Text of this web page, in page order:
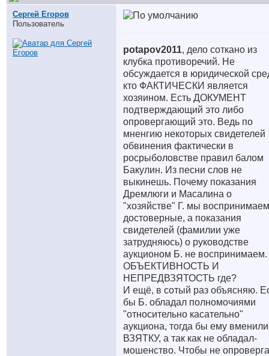
Сергей Егоров
Пользователь
potapov2011, дело соткано из
клубка противоречий. Не
обсуждается в юридической
кто ФАКТИЧЕСКИ является
хозяином. Есть ДОКУМЕНТ
подтверждающий это либо
опровергающий это. Ведь по
мненгию некоторых свидетелей
обвинения фактически в
росрыболовстве правил балом
Бакулин. Из песни слов не
выкинешь. Почему показания
Дремлюги и Масалина о
"хозяйстве" Г. мы
достоверные, а показания
свидетелей (фамилии уже
затрудняюсь) о руководстве
аукционом Б. не воспринимаем.
ОБЪЕКТИВНОСТЬ И
НЕПРЕДВЗЯТОСТЬ где?
И ещё, в сотый раз объясняю.
бы Б. обладал полномочиями
"относительно касательно"
аукциона, тогда бы ему вменили
ВЗЯТКУ, а так как не обладал-
мошенство. Чтобы не